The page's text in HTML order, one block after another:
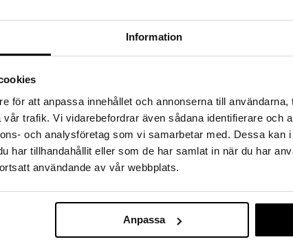
Information
för att anpassa innehållet och annonserna till
trafik. Vi vidarebefordrar även sådana identifierare och
och analysföretag som vi samarbetar med. Dessa kan
har tillhandahållit eller som de har samlat in när du har
användande av vår webbplats.
Anpassa
deodorantti ehkäisten hienhajua jopa
LdB
LDB
5,95